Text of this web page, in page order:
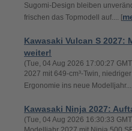
Sugomi-Design bleiben
frischen das Topmodell auf.... [
Kawasaki Vulcan S 2027:
weiter!
(Tue, 04 Aug 2026 17:00:27
2027 mit 649-cm³-Twin,
Ergonomie ins neue
Kawasaki Ninja 2027:
(Tue, 04 Aug 2026 16:30:33